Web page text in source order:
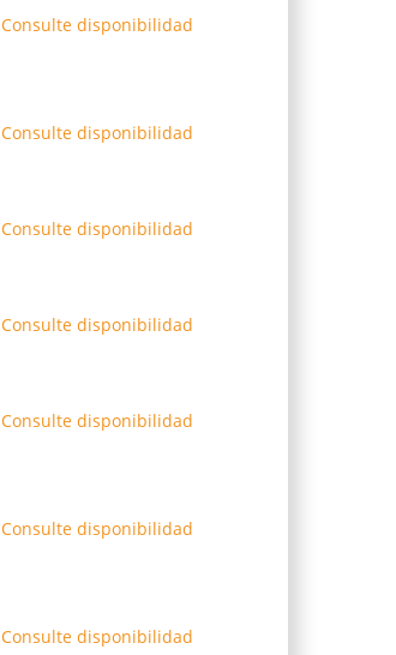
Consulte disponibilidad
Consulte disponibilidad
Consulte disponibilidad
Consulte disponibilidad
Consulte disponibilidad
Consulte disponibilidad
Consulte disponibilidad